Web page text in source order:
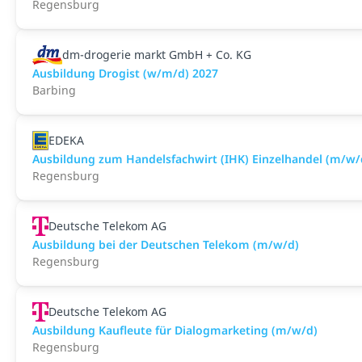
Regensburg
dm-drogerie markt GmbH + Co. KG
Ausbildung Drogist (w/m/d) 2027
Barbing
EDEKA
Ausbildung zum Handelsfachwirt (IHK) Einzelhandel (m/
Regensburg
Deutsche Telekom AG
Ausbildung bei der Deutschen Telekom (m/w/d)
Regensburg
Deutsche Telekom AG
Ausbildung Kaufleute für Dialogmarketing (m/w/d)
Regensburg